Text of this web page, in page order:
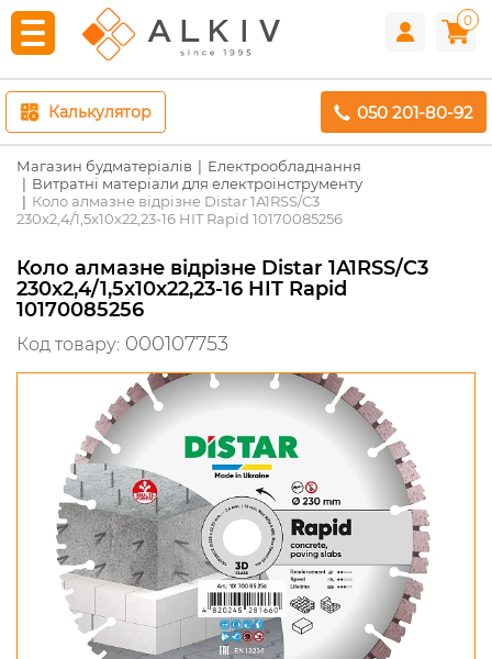
0
Калькулятор 050 201-80-92
Магазин будматеріалів
Електрообладнання
Витратні матеріали для електроінструменту
Коло алмазне відрізне Distar 1A1RSS/C3
230x2,4/1,5x10x22,23-16 HIT Rapid 10170085256
Коло алмазне відрізне Distar 1A1RSS/C3
230x2,4/1,5x10x22,23-16 HIT Rapid
10170085256
Код товару: 000107753